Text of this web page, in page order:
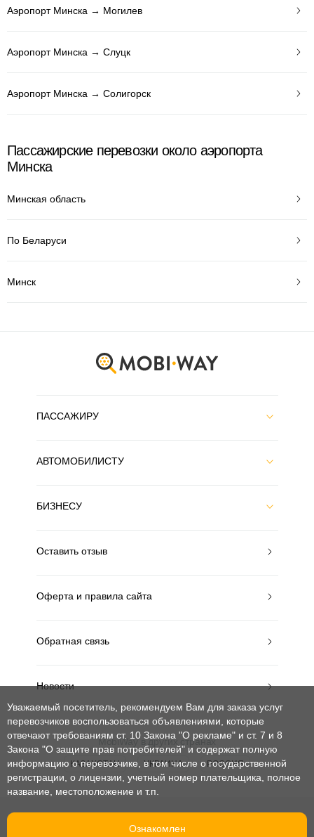
Аэропорт Минска → Могилев
Аэропорт Минска → Слуцк
Аэропорт Минска → Солигорск
Пассажирские перевозки около аэропорта
Минска
Минская область
По Беларуси
Минск
ПАССАЖИРУ
АВТОМОБИЛИСТУ
БИЗНЕСУ
Оставить отзыв
Оферта и правила сайта
Обратная связь
Новости
MobiWay в других странах
КАЗАХСТАН УКРАИНА РОССИЯ
При использовании материалов ссылка на сайт обязательна.
Уважаемый посетитель, рекомендуем Вам для заказа услуг
перевозчиков воспользоваться объявлениями, которые
отвечают требованиям ст. 10 Закона "О рекламе" и ст. 7 и 8
Закона "О защите прав потребителей" и содержат полную
информацию о перевозчике, в том числе о государственной
регистрации, о лицензии, учетный номер плательщика, полное
название, местоположение и т.п.
Ознакомлен